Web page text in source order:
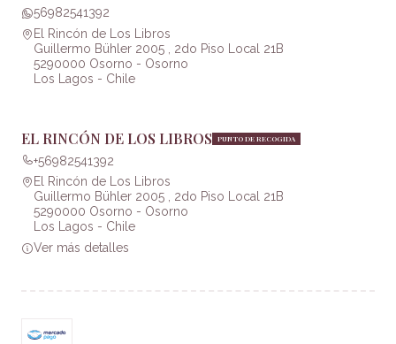
56982541392
El Rincón de Los Libros
Guillermo Bühler 2005 , 2do Piso Local 21B
5290000 Osorno - Osorno
Los Lagos - Chile
EL RINCÓN DE LOS LIBROS PUNTO DE RECOGIDA
+56982541392
El Rincón de Los Libros
Guillermo Bühler 2005 , 2do Piso Local 21B
5290000 Osorno - Osorno
Los Lagos - Chile
Ver más detalles